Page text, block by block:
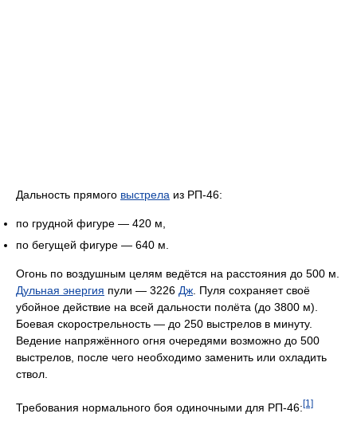
Дальность прямого выстрела из РП-46:
по грудной фигуре — 420 м,
по бегущей фигуре — 640 м.
Огонь по воздушным целям ведётся на расстояния до 500 м.
Дульная энергия пули — 3226 Дж . Пуля сохраняет своё
убойное действие на всей дальности полёта (до 3800 м).
Боевая скорострельность — до 250 выстрелов в минуту.
Ведение напряжённого огня очередями возможно до 500
выстрелов, после чего необходимо заменить или охладить
ствол.
Требования нормального боя одиночными для РП-46:[1]